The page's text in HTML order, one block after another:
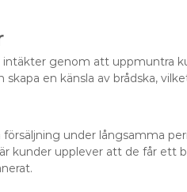
genom att uppmuntra
en känsla av brådska,
under långsamma
kunder upplever att de får ett